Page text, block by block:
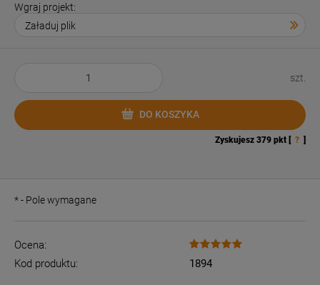
Wgraj projekt:
szt.
DO KOSZYKA
Zyskujesz 379 pkt [ ? ]
*- Pole wymagane
Ocena:
Kod produktu:
1894